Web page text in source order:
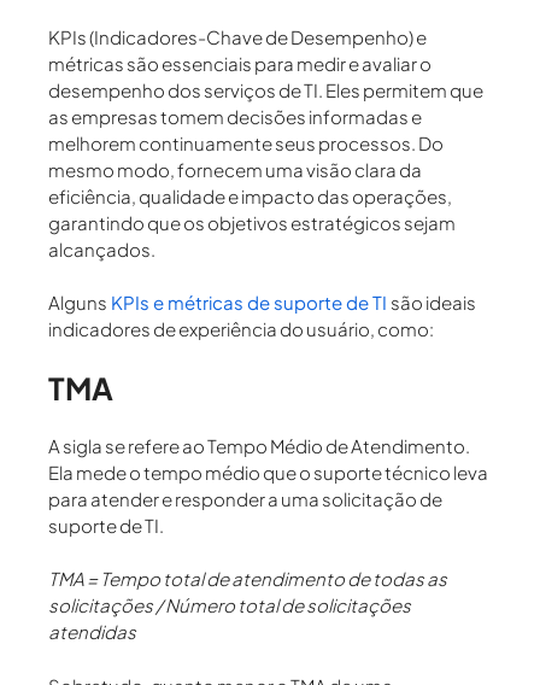
KPIs (Indicadores-Chave de Desempenho) e
métricas são essenciais para medir e avaliar o
desempenho dos serviços de TI. Eles permitem que
as empresas tomem decisões informadas e
melhorem continuamente seus processos. Do
mesmo modo, fornecem uma visão clara da
eficiência, qualidade e impacto das operações,
garantindo que os objetivos estratégicos sejam
alcançados.
Alguns KPIs e métricas de suporte de TI são ideais
indicadores de experiência do usuário, como:
TMA
A sigla se refere aoTempo Médio de Atendimento.
Ela mede otempo médio que o suporte técnico leva
para atender e respondera uma solicitação de
suporte de TI.
TMA = Tempo total de atendimento de todas as
solicitações / Número total de solicitações
atendidas